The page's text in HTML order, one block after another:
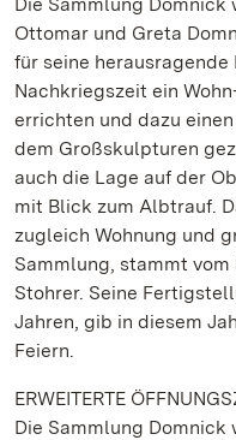
Ottomar und Greta
für seine
Nachkriegszeit ein
errichten und dazu
dem Großskulpturen
auch die Lage auf der
mit Blick zum Albtrauf.
zugleich Wohnung und
Sammlung, stammt
Stohrer. Seine
Jahren, gib in diesem
Feiern.
ERWEITERTE
Die Sammlung